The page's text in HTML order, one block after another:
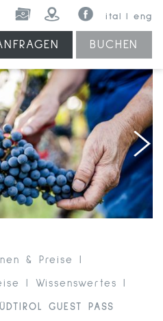
BUCHEN
ital eng
& Preise
Wissenswertes
GUEST PASS